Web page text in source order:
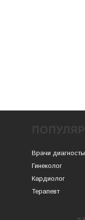
Врачи диагносты
Гинеколог
Кардиолог
Терапевт